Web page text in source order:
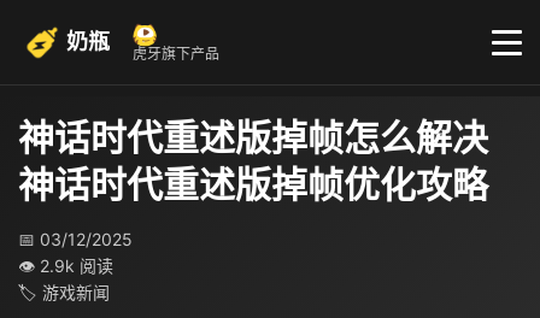
奶瓶 虎牙旗下产品
神话时代重述版掉帧怎么解决
神话时代重述版掉帧优化攻略
📅 03/12/2025
👁 2.9k 阅读
🏷 游戏新闻